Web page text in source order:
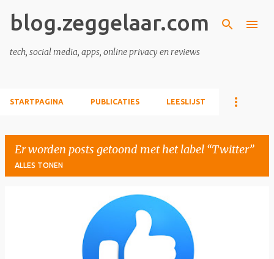
Doorgaan naar hoofdcontent
blog.zeggelaar.com
tech, social media, apps, online privacy en reviews
STARTPAGINA PUBLICATIES LEESLIJST
Er worden posts getoond met het label Twitter
ALLES TONEN